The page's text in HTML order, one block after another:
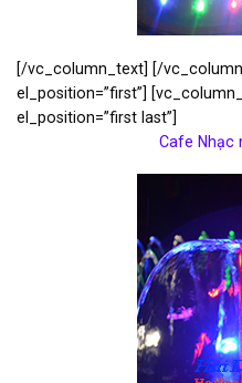
[/vc_column_text] [/
el_position=”first”]
el_position=”first last”]
Cafe Nhạc